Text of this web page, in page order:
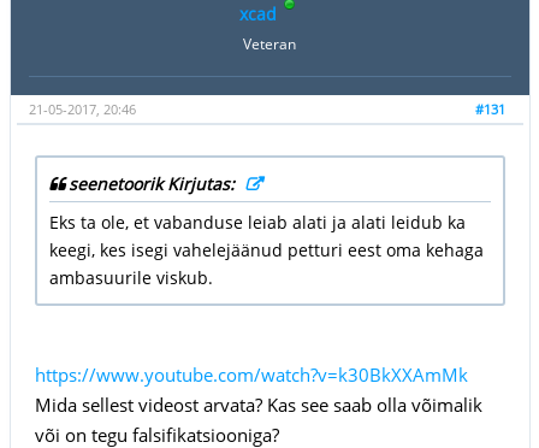
xcad
Veteran
#131
21-05-2017, 20:46
seenetoorik Kirjutas:
Eks ta ole, et vabanduse leiab alati ja alati leidub ka
keegi, kes isegi vahelejäänud petturi eest oma kehaga
ambasuurile viskub.
https://www.youtube.com/watch?v=k30BkXXAmMk
Mida sellest videost arvata? Kas see saab olla võimalik
või on tegu falsifikatsiooniga?